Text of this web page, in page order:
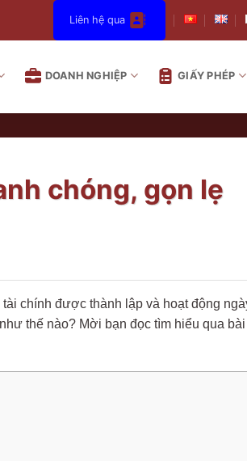
Liên hệ qua
DOANH NGHIỆP GIẤY PHÉP
chóng, gọn lẹ
chính được thành lập và hoạt động
thế nào? Mời bạn đọc tìm hiểu qua